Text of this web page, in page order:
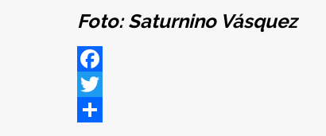
Foto: Saturnino Vásquez
Facebook
Twitter